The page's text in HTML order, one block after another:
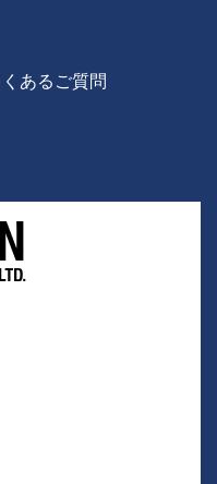
くあるご質問